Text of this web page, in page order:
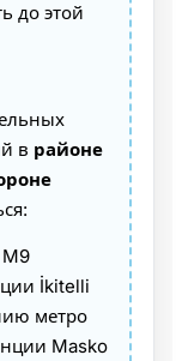
до этой
в районе
İkitelli
метро
Masko